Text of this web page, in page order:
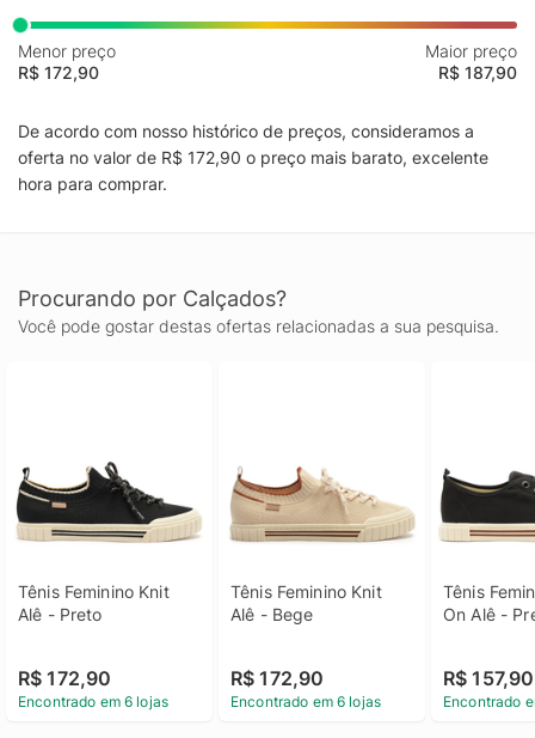
Menor preço
R$ 172,90
Maior preço
R$ 187,90
De acordo com nosso histórico de preços, consideramos a
oferta no valor de R$ 172,90 o preço mais barato, excelente
hora para comprar.
Procurando por Calçados?
Você pode gostar destas ofertas relacionadas a sua pesquisa.
Tênis Feminino Knit
Alê - Preto
R$ 172,90
Encontrado em 6 lojas
Tênis Feminino Knit
Alê - Bege
R$ 172,90
Encontrado em 6 lojas
Tênis
On Alê -
R$ 157,90
Encontrado